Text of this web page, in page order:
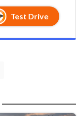
Test Drive